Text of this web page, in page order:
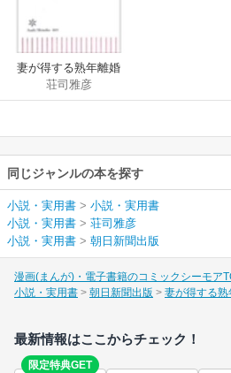
妻が得する熟年離婚
荘司雅彦
同じジャンルの本を探す
小説・実用書 > 小説・実用書
小説・実用書 > 荘司雅彦
小説・実用書 > 朝日新聞出版
漫画(まんが)・電子書籍のコミックシーモア
小説・実用書
朝日新聞出版 妻が得する熟
最新情報はここからチェック！
限定特典GET